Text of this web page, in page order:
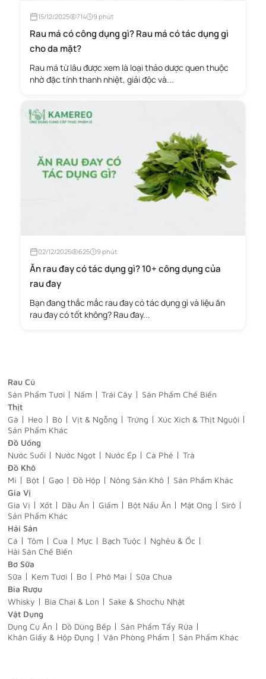
15/12/2025 714 9 phút
Rau má có công dụng gì? Rau má có tác dụng gì
cho da mặt?
Rau má từ lâu được xem là loại thảo dược quen thuộc
nhờ đặc tính thanh nhiệt, giải độc và...
02/12/2025 625 9 phút
Ăn rau đay có tác dụng gì? 10+ công dụng của
rau đay
Bạn đang thắc mắc rau đay có tác dụng gì và liệu ăn
rau đay có tốt không? Rau đay...
Rau Củ
Sản Phẩm Tươi
Nấm Trái Cây
Sản Phẩm Chế Biến
Thịt
Gà
Heo Bò Vịt & Ngỗng Trứng
Xúc Xích & Thịt Nguội
Sản Phẩm Khác
Đồ Uống
Nước Suối
Nước Ngọt Nước Ép Cà Phê
Trà
Đồ Khô
Mì
Bột Gạo Đồ Hộp Nông Sản Khô
Sản Phẩm Khác
Gia Vị
Gia Vị
Xốt Dầu Ăn Giấm Bột Nấu Ăn Mật Ong
Sirô
Sản Phẩm Khác
Hải Sản
Cá
Tôm Cua Mực Bạch Tuộc
Nghêu & Ốc
Hải Sản Chế Biến
Bơ Sữa
Sữa
Kem Tươi Bơ Phô Mai
Sữa Chua
Bia Rượu
Whisky
Bia Chai & Lon
Sake & Shochu Nhật
Vật Dụng
Dụng Cụ Ăn
Đồ Dùng Bếp
Sản Phẩm Tẩy Rửa
Khăn Giấy & Hộp Đựng
Văn Phòng Phẩm Sản Phẩm Khác